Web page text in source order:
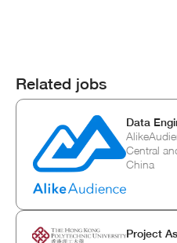
Related jobs
Data
Central
China
Project